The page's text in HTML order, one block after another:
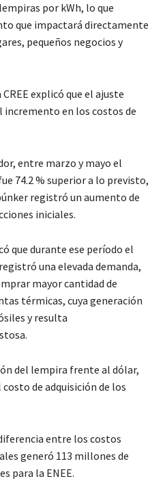
por kWh, lo que
que impactará directamente
pequeños negocios y
explicó que el ajuste
en los costos de
entre marzo y mayo el
74.2 % superior a lo previsto,
registró un aumento de
iniciales.
que durante ese período el
una elevada demanda,
mayor cantidad de
térmicas, cuya generación
y resulta
del lempira frente al dólar,
de adquisición de los
entre los costos
generó 113 millones de
para la ENEE.